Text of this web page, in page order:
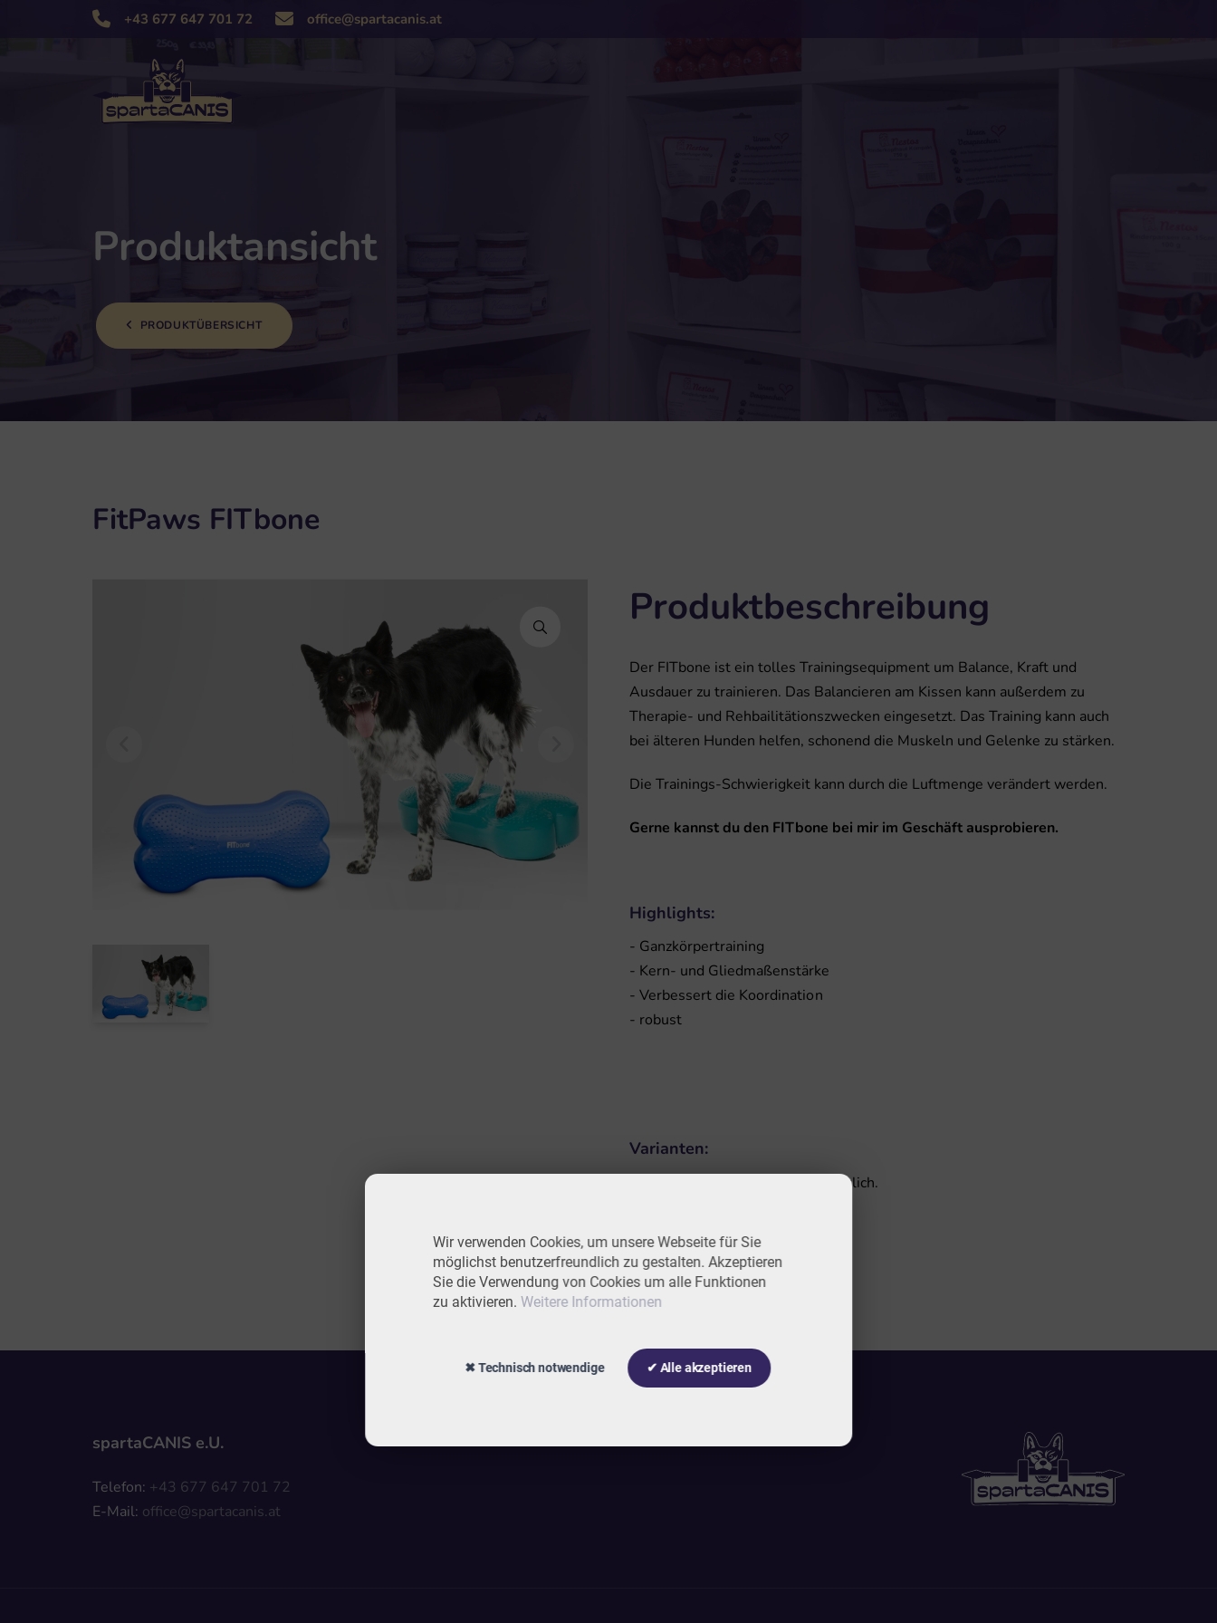
+43 677 647 701 72
Produktansicht
PRODUKTÜBERSICHT
FitPaws FITbone
Produktbeschreibung
Der FITbone ist ein tolles Trainingsequipment um Balance, Kraft und
Ausdauer zu trainieren. Das Balancieren am Kissen kann außerdem zu
Therapie- und Rehbailitätionszwecken eingesetzt. Das Training kann auch
bei älteren Hunden helfen, schonend die Muskeln und Gelenke zu stärken.
Die Trainings-Schwierigkeit kann durch die Luftmenge verändert werden.
Gerne kannst du den FITbone bei mir im Geschäft ausprobieren.
Highlights:
- Ganzkörpertraining
- Kern- und Gliedmaßenstärke
- Verbessert die Koordination
- robust
Varianten:
In unterschiedlichen Farben erhältlich.
spartaCANIS e.U.
Telefon: +43 677 647 701 72
E-Mail:
Wir verwenden Cookies, um unsere Webseite für Sie
möglichst benutzerfreundlich zu gestalten. Akzeptieren
Sie die Verwendung von Cookies um alle Funktionen
zu aktivieren.Weitere Informationen
✖ Technisch notwendige ✔ Alle akzeptieren